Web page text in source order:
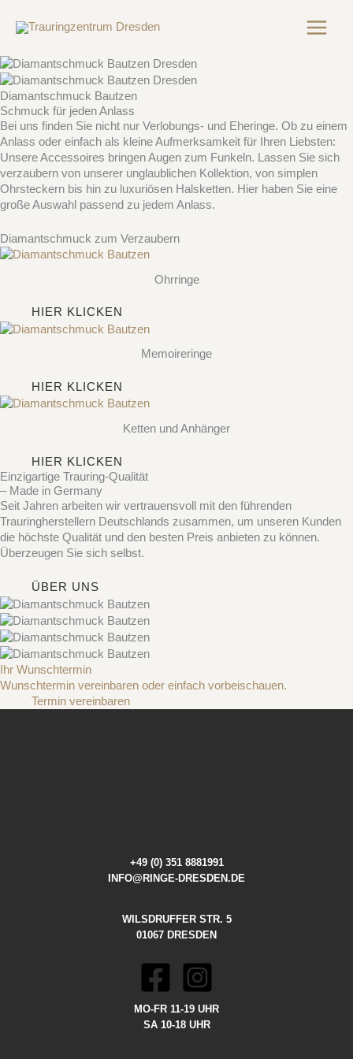
Inhalt
Diamantschmuck Bautzen
Schmuck für jeden Anlass
Bei uns finden Sie nicht nur Verlobungs- und Eheringe. Ob zu einem
Anlass oder einfach als kleine Aufmerksamkeit für Ihren Liebsten:
Unsere Accessoires bringen Augen zum Funkeln. Lassen Sie sich
verzaubern von unserer unglaublichen Kollektion, von simplen
Ohrsteckern bis hin zu luxuriösen Halsketten. Hier haben Sie eine
große Auswahl passend zu jedem Anlass.
Diamantschmuck zum Verzaubern
Ohrringe
HIER KLICKEN
Memoireringe
HIER KLICKEN
Ketten und Anhänger
HIER KLICKEN
Einzigartige Trauring-Qualität
– Made in Germany
Seit Jahren arbeiten wir vertrauensvoll mit den führenden
Trauringherstellern Deutschlands zusammen, um unseren Kunden
die höchste Qualität und den besten Preis anbieten zu können.
Überzeugen Sie sich selbst.
ÜBER UNS
Ihr Wunschtermin
Wunschtermin vereinbaren oder einfach vorbeischauen.
Termin vereinbaren
+49 (0) 351 8881991
INFO@RINGE-DRESDEN.DE
WILSDRUFFER STR. 5
01067 DRESDEN
MO-FR 11-19 UHR
SA 10-18 UHR